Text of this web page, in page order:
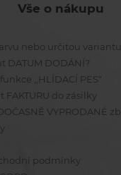
Vše o nákupu
nebo určitou
DATUM DODÁNÍ?
,,HLÍDACÍ PES"
FAKTURU do zásilky
VYPRODANÉ
podmínky